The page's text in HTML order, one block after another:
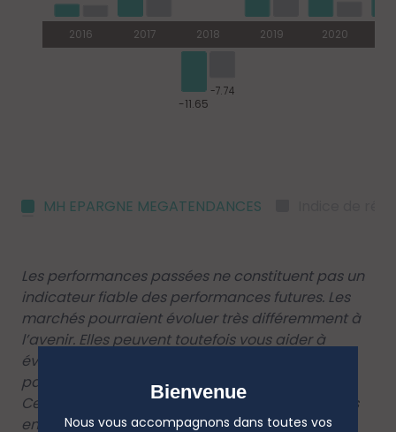
MH EPARGNE MEGATENDANCES
Les performances passées ne constituent pas un
indicateur fiable des performances futures. Les
marchés pourraient évoluer très différemment à
l’avenir. Elles peuvent toutefois vous aider à
évaluer comment le fonds a été géré dans le
passé.
Ce diagramme affiche la performance du fonds
en pourcentage de perte ou de gain par an au
Bienvenue
Nous vous accompagnons dans toutes vos